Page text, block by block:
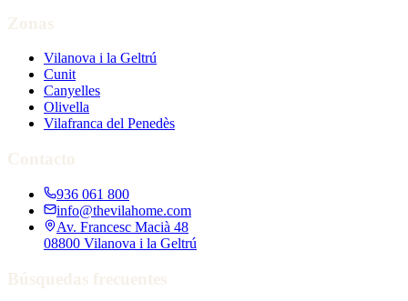
Vilanova i la Geltrú
Cunit
Canyelles
Olivella
Vilafranca del Penedès
936 061 800
info@thevilahome.com
Av. Francesc Macià 48
08800 Vilanova i la Geltrú